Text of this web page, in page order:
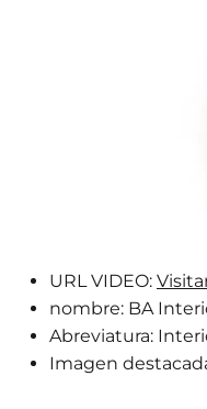
URL VIDEO:
nombre: BA
Abreviatura:
Imagen